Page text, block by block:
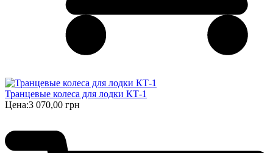
Транцевые колеса для лодки КТ-1
Цена:3 070,00 грн